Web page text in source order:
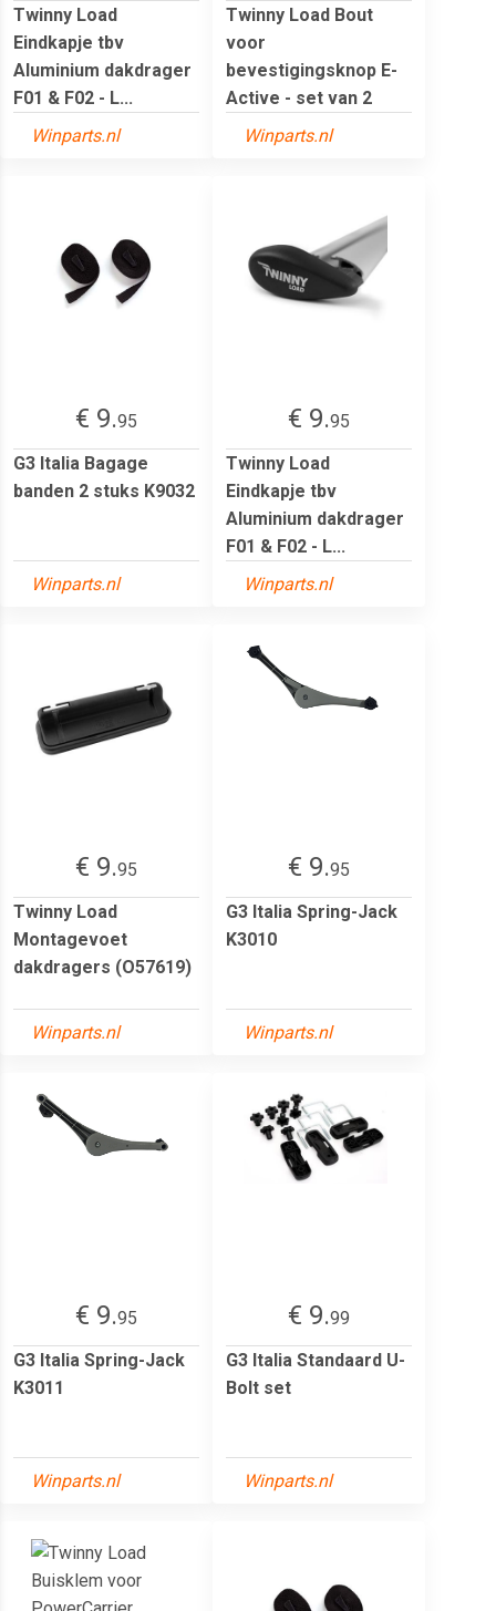
Twinny Load
Eindkapje tbv
Aluminium dakdrager
F01 & F02 - L...
Winparts.nl
Twinny Load Bout
voor
bevestigingsknop E-
Active - set van 2
Winparts.nl
€ 9.95
G3 Italia Bagage
banden 2 stuks K9032
Winparts.nl
€ 9.95
Twinny Load
Eindkapje tbv
Aluminium dakdrager
F01 & F02 - L...
Winparts.nl
€ 9.95
Twinny Load
Montagevoet
dakdragers (O57619)
Winparts.nl
€ 9.95
G3 Italia Spring-Jack
K3010
Winparts.nl
€ 9.95
G3 Italia Spring-Jack
K3011
Winparts.nl
€ 9.99
G3 Italia Standaard U-
Bolt set
Winparts.nl